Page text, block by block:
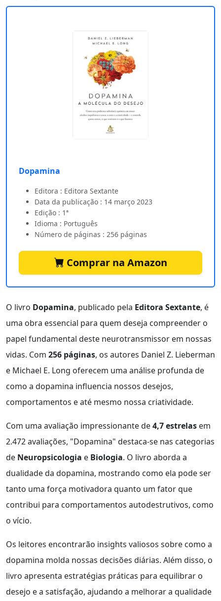
Dopamina
Editora : Editora Sextante
Data da publicação : 14 março 2023
Edição : 1ª
Idioma : Português
Número de páginas : 256 páginas
Comprar na Amazon
O livro Dopamina, publicado pela Editora Sextante, é
uma obra essencial para quem deseja compreender o
papel fundamental deste neurotransmissor em nossas
vidas. Com 256 páginas, os autores Daniel Z. Lieberman
e Michael E. Long oferecem uma análise profunda de
como a dopamina influencia nossos desejos,
comportamentos e até mesmo nossa criatividade.
Com uma avaliação impressionante de4,7 estrelas em
2.472 avaliações, "Dopamina" destaca-se nas categorias
de Neuropsicologia e Biologia. O livro aborda a
dualidade da dopamina, mostrando como ela pode ser
tanto uma força motivadora quanto um fator que
contribui para comportamentos autodestrutivos, como
o vício.
Os leitores encontrarão insights valiosos sobre como a
dopamina molda nossas decisões diárias. Além disso, o
livro apresenta estratégias práticas para equilibrar o
desejo e a satisfação, ajudando a melhorar a qualidade